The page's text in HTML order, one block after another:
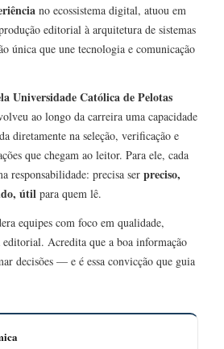
no ecossistema digital, atuou em
editorial à arquitetura de sistemas
única que une tecnologia e comunicação
Universidade Católica de Pelotas
ao longo da carreira uma capacidade
diretamente na seleção, verificação e
que chegam ao leitor. Para ele, cada
responsabilidade: precisa ser preciso,
útil para quem lê.
equipes com foco em qualidade,
editorial. Acredita que a boa informação
decisões — e é essa convicção que guia